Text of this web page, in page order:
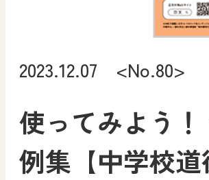
2023.12.07 <No.80>
使ってみよう
例集【中学校道